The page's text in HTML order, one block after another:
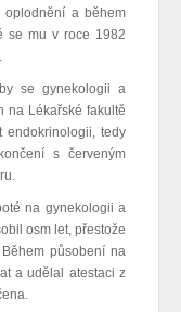
oplodnění a během
se mu v roce 1982
se gynekologii a
na Lékařské fakultě
endokrinologii, tedy
s červeným
na gynekologii a
osm let, přestože
působení na
a udělal atestaci z